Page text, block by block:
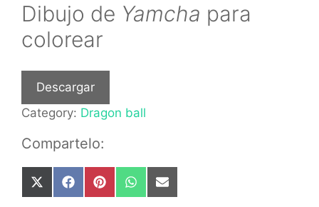
Dibujo de Yamcha para
colorear
Descargar
Category: Dragon ball
Compartelo:
Share
on
Share
on
Share
on
Share
on
Share
on